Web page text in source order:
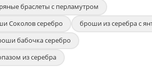
браслеты с перламутром
Соколов серебро
броши из серебра с
бабочка серебро
из серебра